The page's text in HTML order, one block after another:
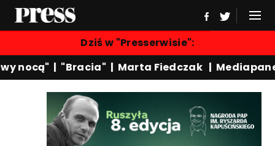
Dziś w "Presserwisie":
nocą"|"Bracia"| Marta Fiedczak|Mediapanel